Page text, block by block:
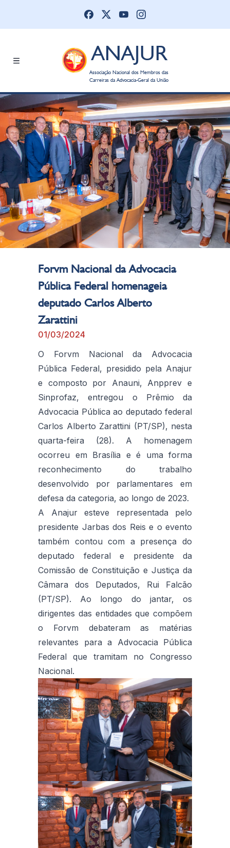
ANAJUR
Associação Nacional dos Membros das
Carreiras da Advocacia-Geral da União
Forvm Nacional da Advocacia
Pública Federal homenageia
deputado Carlos Alberto
Zarattini
01/03/2024
O Forvm Nacional da Advocacia
Pública Federal, presidido pela Anajur
e composto por Anauni, Anpprev e
Sinprofaz, entregou o Prêmio da
Advocacia Pública ao deputado federal
Carlos Alberto Zarattini (PT/SP), nesta
quarta-feira (28). A homenagem
ocorreu em Brasília e é uma forma
reconhecimento do trabalho
desenvolvido por parlamentares em
defesa da categoria, ao longo de 2023.
A Anajur esteve representada pelo
presidente Jarbas dos Reis e o evento
também contou com a presença do
deputado federal e presidente da
Comissão de Constituição e Justiça da
Câmara dos Deputados, Rui Falcão
(PT/SP). Ao longo do jantar, os
dirigentes das entidades que compõem
o Forvm debateram as matérias
relevantes para a Advocacia Pública
Federal que tramitam no Congresso
Nacional.